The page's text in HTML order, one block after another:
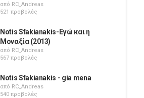
από RC_Andreas
521 προβολές
Notis Sfakianakis-Εγώ και η
Μοναξία (2013)
από RC_Andreas
567 προβολές
Notis Sfakianakis - gia mena
από RC_Andreas
540 προβολές